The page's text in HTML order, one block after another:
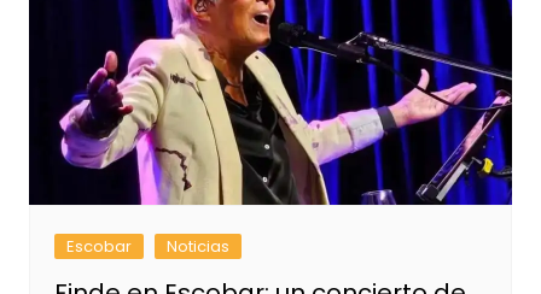
Escobar Noticias